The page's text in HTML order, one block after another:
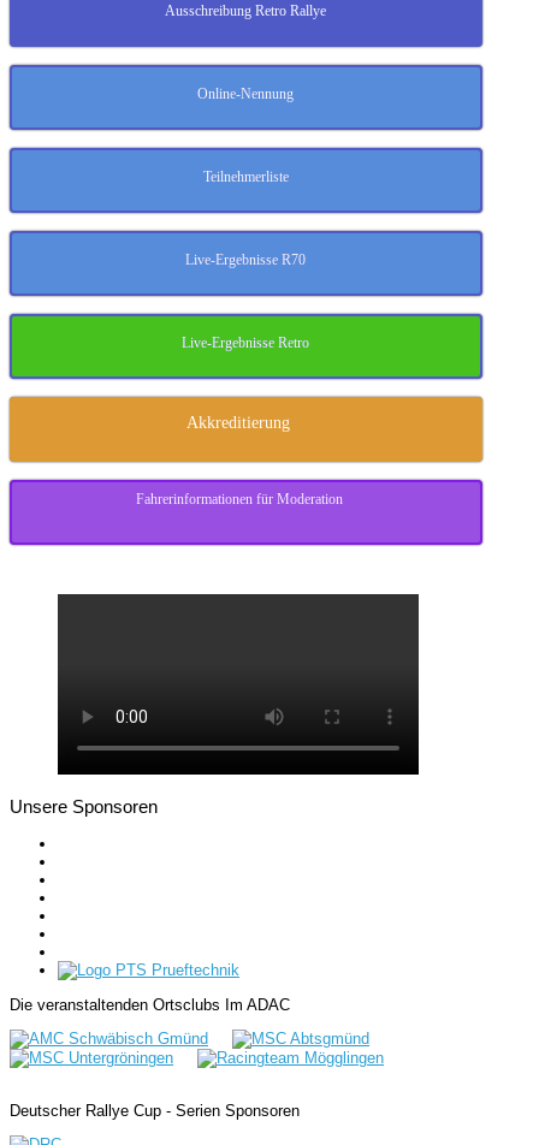
Ausschreibung Retro Rallye
Online-Nennung
Teilnehmerliste
Live-Ergebnisse R70
Live-Ergebnisse Retro
Akkreditierung
Fahrerinformationen für Moderation
Unsere Sponsoren
Die veranstaltenden Ortsclubs Im ADAC
Deutscher Rallye Cup - Serien Sponsoren